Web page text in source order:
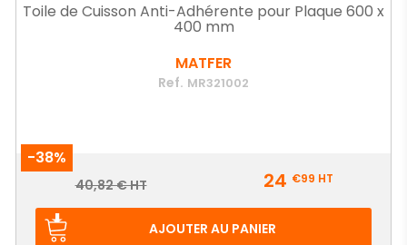
Toile de Cuisson Anti-Adhérente pour Plaque 600 x
400 mm
MATFER
Ref. MR321002
-38%
Prix
Prix
40,82 € HT 24 €99 HT
AJOUTER AU PANIER